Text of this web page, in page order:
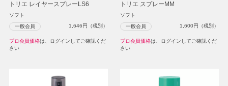
トリエ レイヤースプレーLS6
ソフト
一般会員 1,646円（税別）
プロ会員価格は、ログインしてご確認くだ
さい
トリエ スプレーMM
ソフト
一般会員 1,600円（税別）
プロ会員価格は、ログインしてご確認くだ
さい